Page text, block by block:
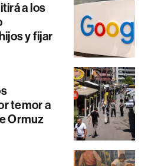
a los
y fijar
temor a
Ormuz